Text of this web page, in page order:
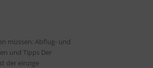
Tipps Der
der einzige